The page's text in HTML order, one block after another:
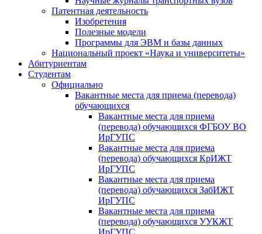
Патентная деятельность
Изобретения
Полезные модели
Программы для ЭВМ и базы данных
Национальный проект «Наука и университеты»
Абитуриентам
Студентам
Официально
Вакантные места для приема (перевода)
обучающихся
Вакантные места для приема
(перевода) обучающихся ФГБОУ ВО
ИрГУПС
Вакантные места для приема
(перевода) обучающихся КрИЖТ
ИрГУПС
Вакантные места для приема
(перевода) обучающихся ЗабИЖТ
ИрГУПС
Вакантные места для приема
(перевода) обучающихся УУКЖТ
ИрГУПС